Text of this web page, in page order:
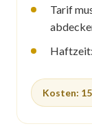
Tarif
Kosten: